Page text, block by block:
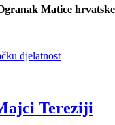
Matice
djelatnost
Tereziji